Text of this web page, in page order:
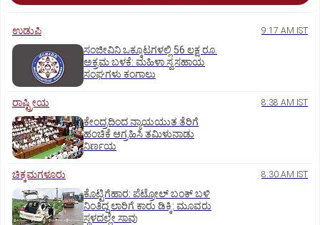
ಉಡುಪಿ 9:17 AM IST
ಸಂಜೀವಿನಿ ಒಕ್ಕೂಟಗಳಲ್ಲಿ 56 ಲಕ್ಷ ರೂ.
ಅಕ್ರಮ ಬಳಕೆ: ಮಹಿಳಾ ಸ್ವಸಹಾಯ
ಸಂಘಗಳು ಕಂಗಾಲು
ರಾಷ್ಟ್ರೀಯ 8:38 AM IST
ಕೇಂದ್ರದಿಂದ ನ್ಯಾಯಯುತ ತೆರಿಗೆ
ಹಂಚಿಕೆ ಆಗ್ರಹಿಸಿ ತಮಿಳುನಾಡು
ನಿರ್ಣಯ
ಚಿಕ್ಕಮಗಳೂರು 8:30 AM IST
ಕೊಟ್ಟಿಗೆಹಾರ: ಪೆಟ್ರೋಲ್ ಬಂಕ್ ಬಳಿ
ನಿಂತಿದ್ದ ಲಾರಿಗೆ ಕಾರು ಡಿಕ್ಕಿ: ಮೂವರು
ಸ್ಥಳದಲ್ಲೇ ಸಾವು